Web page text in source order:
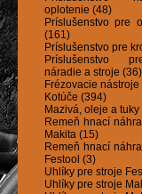
oplotenie (48)
Príslušenstvo pre
(161)
Príslušenstvo pre
Príslušenstvo
náradie a stroje (36)
Frézovacie nástroje
Kotúče (394)
Mazivá, oleje a tuky
Remeň hnací
Makita (15)
Remeň hnací
Festool (3)
Uhlíky pre stroje
Uhlíky pre stroje